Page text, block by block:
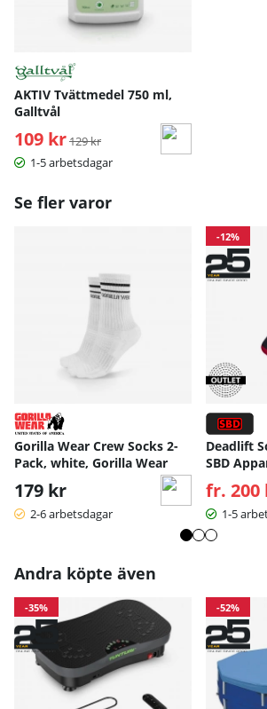
AKTIV Tvättmedel 750 ml,
Galltvål
109 kr Ordinarie pris:
129 kr
1-5 arbetsdagar
Se fler varor
Gorilla Wear Crew Socks 2-
Pack, white, Gorilla Wear
179 kr
2-6 arbetsdagar
-12%
Deadlift
SBD
fr. 200
1-5
Andra köpte även
-35% -52%